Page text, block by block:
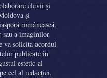
elevii şi
şi
românească.
sau a imaginilor
va solicita acordul
publicate în
estetic al
cel al redacţiei.